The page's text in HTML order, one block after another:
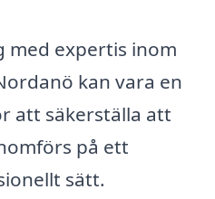
expertis inom
kan vara en
att säkerställa att
på ett
sätt.